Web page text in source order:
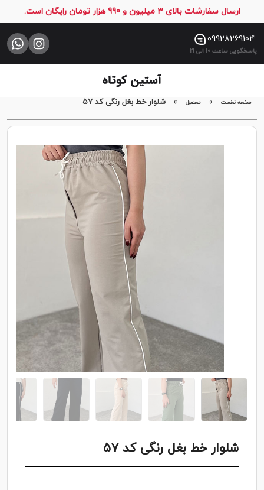
ارسال سفارشات بالای 3 میلیون و 990 هزار تومان رایگان است.
09928269104
پاسخگویی ساعت 10 الی 21
صفحه
نخست
فروشگاه
صفحه نخست » محصول » شلوار خط بغل رنگی کد ۵7
شلوار خط بغل رنگی کد ۵7